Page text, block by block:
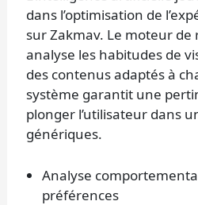
dans l’optimisation de
sur Zakmav. Le moteur
analyse les habitudes de
des contenus adaptés à
système garantit une
plonger l’utilisateur dans
génériques.
Analyse
préférences